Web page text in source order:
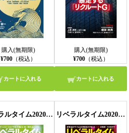
購入(無期限)
¥700（税込）
カートに入れる
購入(無期限)
¥700（税込）
カートに入れる
リベラルタイム2020年6月号 リベラルタイム2020年7月号